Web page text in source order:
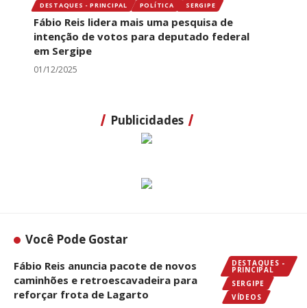
DESTAQUES - PRINCIPAL POLÍTICA SERGIPE
Fábio Reis lidera mais uma pesquisa de
intenção de votos para deputado federal
em Sergipe
01/12/2025
Publicidades
Você Pode Gostar
DESTAQUES -
PRINCIPAL
SERGIPE
VÍDEOS
Fábio Reis anuncia pacote de novos
caminhões e retroescavadeira para
reforçar frota de Lagarto